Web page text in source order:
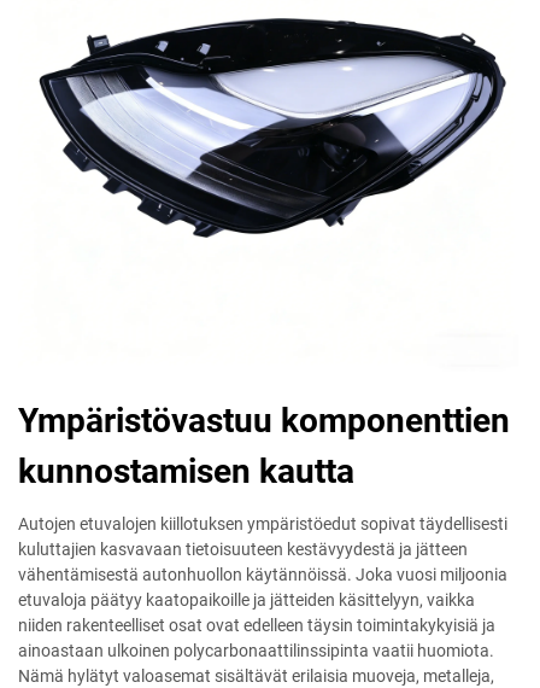
Ympäristövastuu komponenttien
kunnostamisen kautta
Autojen etuvalojen kiillotuksen ympäristöedut sopivat täydellisesti
kuluttajien kasvavaan tietoisuuteen kestävyydestä ja jätteen
vähentämisestä autonhuollon käytännöissä. Joka vuosi miljoonia
etuvaloja päätyy kaatopaikoille ja jätteiden käsittelyyn, vaikka
niiden rakenteelliset osat ovat edelleen täysin toimintakykyisiä ja
ainoastaan ulkoinen polycarbonaattilinssipinta vaatii huomiota.
Nämä hylätyt valoasemat sisältävät erilaisia muoveja, metalleja,